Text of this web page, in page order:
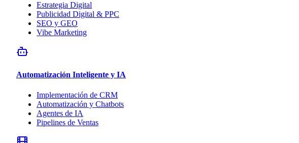
Estrategia Digital
Publicidad Digital & PPC
SEO y GEO
Vibe Marketing
Automatización Inteligente y IA
Implementación de CRM
Automatización y Chatbots
Agentes de IA
Pipelines de Ventas